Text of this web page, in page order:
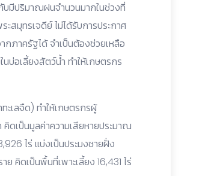
บมีปริมาณฝนจำนวนมากในช่วงที่
สมุทรเจดีย์ ไม่ได้รับการประกาศ
กภาครัฐได้ จำเป็นต้องช่วยเหลือ
บ่อเลี้ยงสัตว์น้ำ ทำให้เกษตรกร
เลจืด) ทำให้เกษตรกรผู้
คิดเป็นมูลค่าความเสียหายประมาณ
ไร่ แบ่งเป็นประมงชายฝั่ง
คิดเป็นพื้นที่เพาะเลี้ยง 16,431 ไร่